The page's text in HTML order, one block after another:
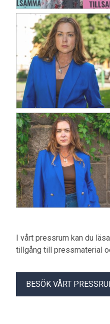
I vårt pressrum kan du
tillgång till pressmaterial
BESÖK VÅRT